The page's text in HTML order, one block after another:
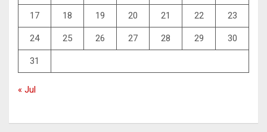
17 18 19 20 21 22 23
24 25 26 27 28 29 30
31
« Jul